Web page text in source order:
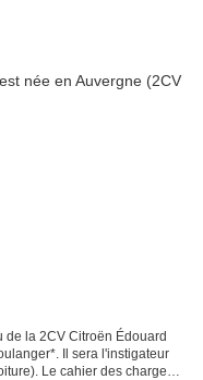
de la 2CV Citroën Édouard
Il sera l'instigateur
Le cahier des charges